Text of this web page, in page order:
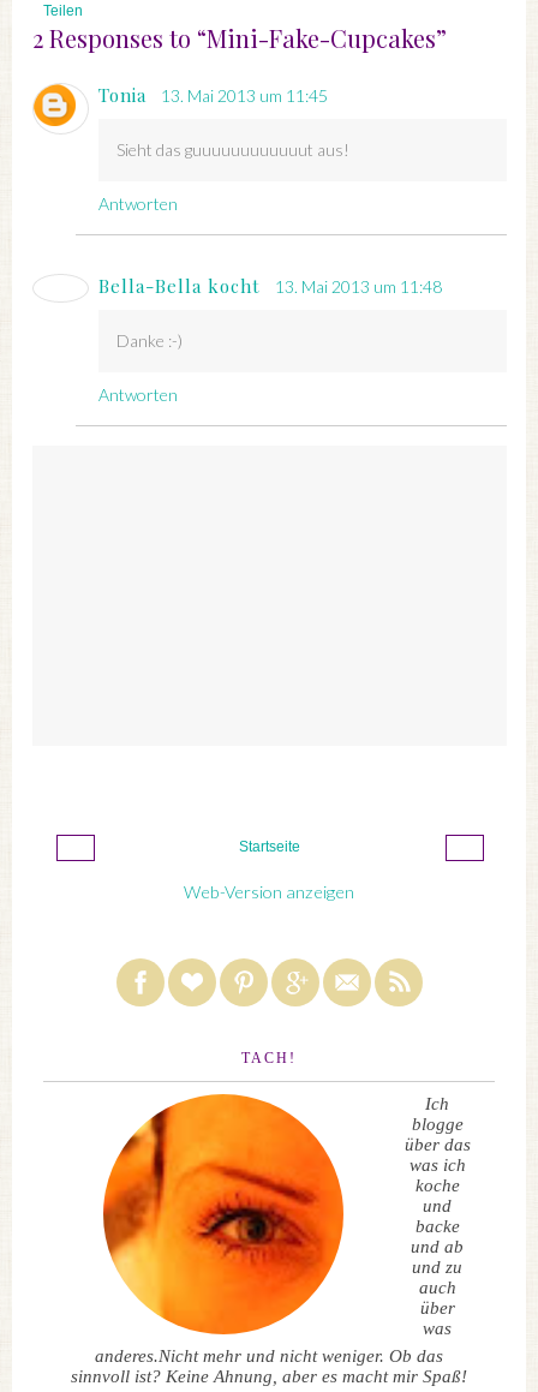
Teilen
2 Responses to “Mini-Fake-Cupcakes”
Tonia 13. Mai 2013 um 11:45
Sieht das guuuuuuuuuuuut aus!
Antworten
Bella-Bella kocht 13. Mai 2013 um 11:48
Danke :-)
Antworten
‹ ›
Startseite
Web-Version anzeigen
TACH!
Ich
blogge
über das
was ich
koche
und
backe
und ab
und zu
auch
über
was
anderes.Nicht mehr und nicht weniger. Ob das
sinnvoll ist? Keine Ahnung, aber es macht mir Spaß!